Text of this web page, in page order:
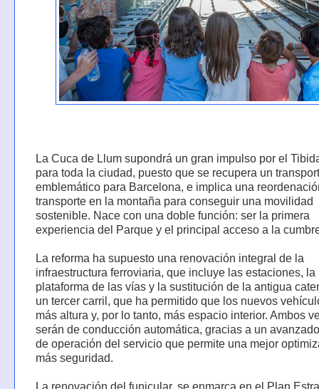
La Cuca de Llum supondrá un gran impulso por el
para toda la ciudad, puesto que se recupera un
emblemático para Barcelona, e implica una
transporte en la montaña para conseguir una movilidad
sostenible. Nace con una doble función: ser la primera
experiencia del Parque y el principal acceso a la
La reforma ha supuesto una renovación integral de la
infraestructura ferroviaria, que incluye las estaciones, la
plataforma de las vías y la sustitución de la antigua
un tercer carril, que ha permitido que los nuevos
más altura y, por lo tanto, más espacio interior. Ambos
serán de conducción automática, gracias a un
de operación del servicio que permite una mejor
más seguridad.
La renovación del funicular, se enmarca en el Plan